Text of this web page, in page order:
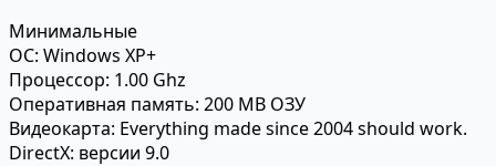
Минимальные
ОС: Windows XP+
Процессор: 1.00 Ghz
Оперативная память: 200 MB ОЗУ
Видеокарта: Everything made since 2004 should work.
DirectX: версии 9.0